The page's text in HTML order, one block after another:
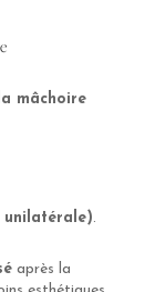
mâchoire
.
après la